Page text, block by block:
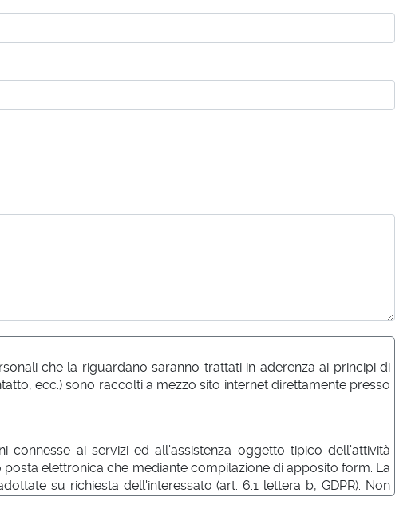
che la riguardano saranno trattati in aderenza ai principi di
ecc.) sono raccolti a mezzo sito internet direttamente presso
ai servizi ed all'assistenza oggetto tipico dell'attività
elettronica che mediante compilazione di apposito form. La
su richiesta dell'interessato (art. 6.1 lettera b, GDPR). Non